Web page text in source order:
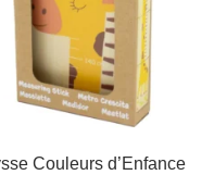
Couleurs d’Enfance